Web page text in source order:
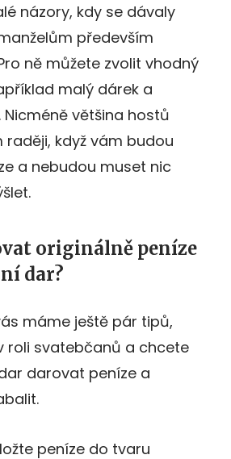
názory, kdy se dávaly
především
ně můžete zvolit vhodný
malý dárek a
Nicméně většina hostů
když vám budou
a nebudou muset nic
originálně peníze
dar?
máme ještě pár tipů,
roli svatebčanů a chcete
darovat peníze a
peníze do tvaru